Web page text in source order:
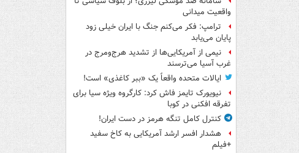
واقعیت میدانی
ترامپ: فکر می‌کنم جنگ با ایران خیلی زود
پایان می‌یابد
نیمی از آمریکایی‌ها از تشدید هرج‌ومرج در
غرب آسیا می‌ترسند
ایالات متحده واقعاً یک «ببر کاغذی» است!
نیویورک تایمز فاش کرد: کارگروه ویژه سیا برای
تفرقه افکنی در کوبا
کنترل کامل تنگه هرمز در دست ایران!
هشدار افسر ارشد آمریکایی به کاخ سفید
+فیلم